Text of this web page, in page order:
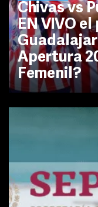
Chivas vs
EN VIVO
Apertura
Femenil?